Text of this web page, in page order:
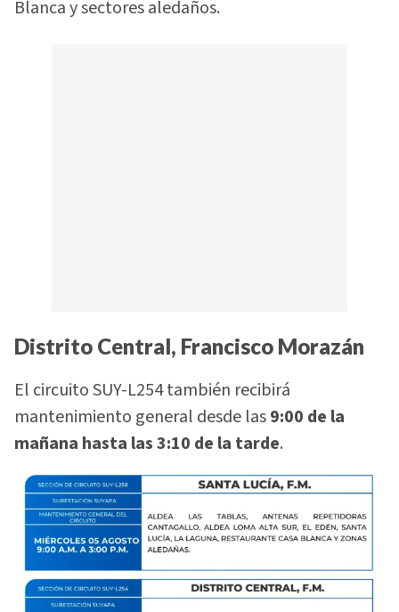
Blanca y sectores aledaños.
Distrito Central, Francisco Morazán
El circuito SUY-L254 también recibirá
mantenimiento general desde las9:00 de la
mañana hasta las 3:10 de la tarde.